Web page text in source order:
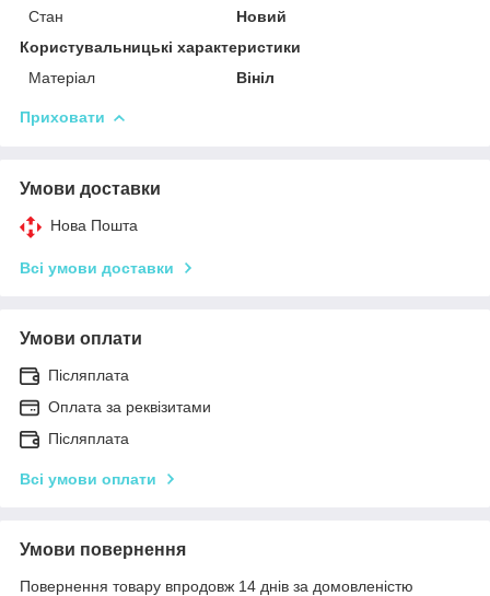
Стан
Новий
Користувальницькі характеристики
Матеріал
Вініл
Приховати
Умови доставки
Нова Пошта
Всі умови доставки
Умови оплати
Післяплата
Оплата за реквізитами
Післяплата
Всі умови оплати
Умови повернення
Повернення товару впродовж 14 днів за домовленістю